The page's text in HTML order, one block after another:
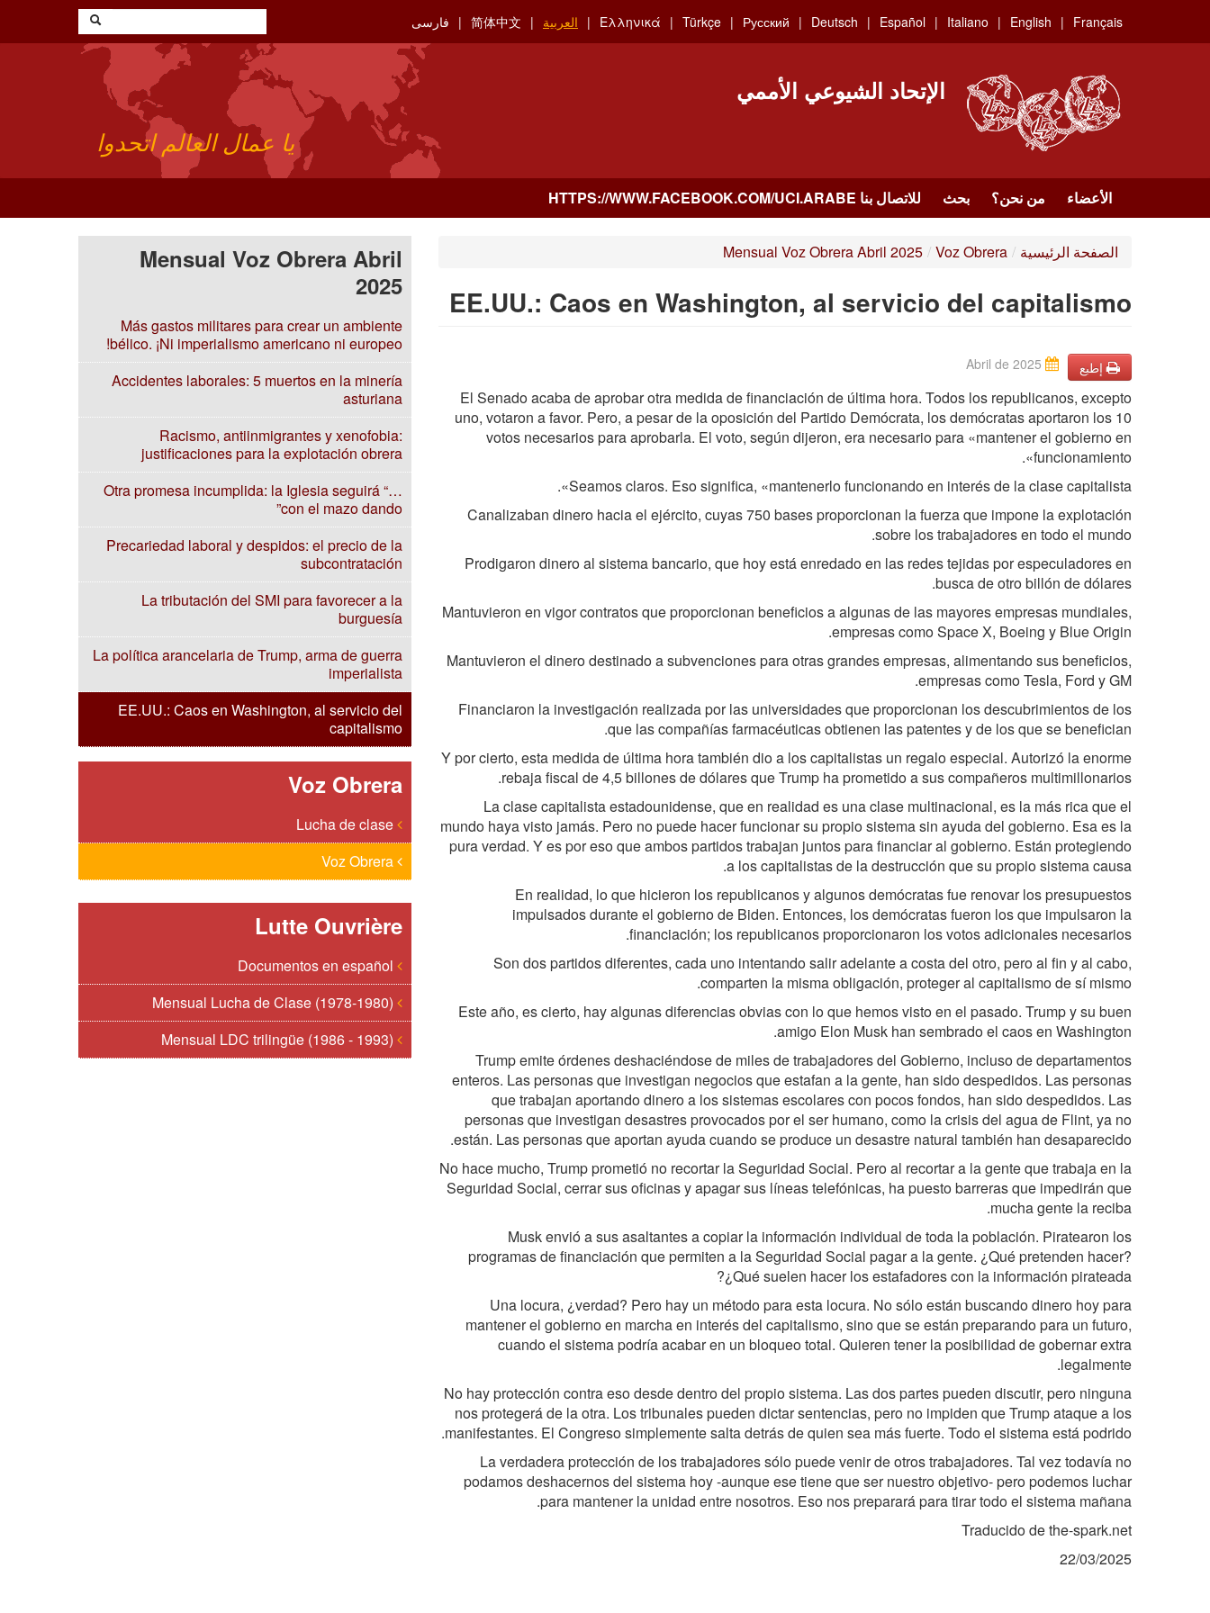
main
Français
English
Italiano
Español
Deutsch
Русский
Türkçe
Ελληνικά العربية 简体中文 فارسی
الإتحاد الشيوعي الأممي
يا عمال العالم اتحدوا
الأعضاء من نحن؟ بحث للاتصال بنا HTTPS://WWW.FACEBOOK.COM/UCI.ARABE
Mensual Voz Obrera Abril
2025
Más gastos militares para crear un ambiente
bélico. ¡Ni imperialismo americano ni europeo!
Accidentes laborales: 5 muertos en la minería
asturiana
Racismo, antiinmigrantes y xenofobia:
justificaciones para la explotación obrera
Otra promesa incumplida: la Iglesia seguirá “…
con el mazo dando”
Precariedad laboral y despidos: el precio de la
subcontratación
La tributación del SMI para favorecer a la
burguesía
La política arancelaria de Trump, arma de guerra
imperialista
EE.UU.: Caos en Washington, al servicio del
capitalismo
Voz Obrera
Lutte Ouvrière
الصفحة الرئيسية /
Voz Obrera
/
Mensual Voz Obrera Abril 2025
EE.UU.: Caos en Washington, al servicio del capitalismo
إطبع
El Senado acaba de aprobar otra medida de financiación de última hora. Todos los republicanos, excepto
uno, votaron a favor. Pero, a pesar de la oposición del Partido Demócrata, los demócratas aportaron los 10
votos necesarios para aprobarla. El voto, según dijeron, era necesario para «mantener el gobierno en
funcionamiento».
Seamos claros. Eso significa, «mantenerlo funcionando en interés de la clase capitalista».
Canalizaban dinero hacia el ejército, cuyas 750 bases proporcionan la fuerza que impone la explotación
sobre los trabajadores en todo el mundo.
Prodigaron dinero al sistema bancario, que hoy está enredado en las redes tejidas por especuladores en
busca de otro billón de dólares.
Mantuvieron en vigor contratos que proporcionan beneficios a algunas de las mayores empresas mundiales,
empresas como Space X, Boeing y Blue Origin.
Mantuvieron el dinero destinado a subvenciones para otras grandes empresas, alimentando sus beneficios,
empresas como Tesla, Ford y GM.
Financiaron la investigación realizada por las universidades que proporcionan los descubrimientos de los
que las compañías farmacéuticas obtienen las patentes y de los que se benefician.
Y por cierto, esta medida de última hora también dio a los capitalistas un regalo especial. Autorizó la enorme
rebaja fiscal de 4,5 billones de dólares que Trump ha prometido a sus compañeros multimillonarios.
La clase capitalista estadounidense, que en realidad es una clase multinacional, es la más rica que el
mundo haya visto jamás. Pero no puede hacer funcionar su propio sistema sin ayuda del gobierno. Esa es la
pura verdad. Y es por eso que ambos partidos trabajan juntos para financiar al gobierno. Están protegiendo
a los capitalistas de la destrucción que su propio sistema causa.
En realidad, lo que hicieron los republicanos y algunos demócratas fue renovar los presupuestos
impulsados durante el gobierno de Biden. Entonces, los demócratas fueron los que impulsaron la
financiación; los republicanos proporcionaron los votos adicionales necesarios.
Son dos partidos diferentes, cada uno intentando salir adelante a costa del otro, pero al fin y al cabo,
comparten la misma obligación, proteger al capitalismo de sí mismo.
Este año, es cierto, hay algunas diferencias obvias con lo que hemos visto en el pasado. Trump y su buen
amigo Elon Musk han sembrado el caos en Washington.
Trump emite órdenes deshaciéndose de miles de trabajadores del Gobierno, incluso de departamentos
enteros. Las personas que investigan negocios que estafan a la gente, han sido despedidos. Las personas
que trabajan aportando dinero a los sistemas escolares con pocos fondos, han sido despedidos. Las
personas que investigan desastres provocados por el ser humano, como la crisis del agua de Flint, ya no
están. Las personas que aportan ayuda cuando se produce un desastre natural también han desaparecido.
No hace mucho, Trump prometió no recortar la Seguridad Social. Pero al recortar a la gente que trabaja en la
Seguridad Social, cerrar sus oficinas y apagar sus líneas telefónicas, ha puesto barreras que impedirán que
mucha gente la reciba.
Musk envió a sus asaltantes a copiar la información individual de toda la población. Piratearon los
programas de financiación que permiten a la Seguridad Social pagar a la gente. ¿Qué pretenden hacer?
¿Qué suelen hacer los estafadores con la información pirateada?
Una locura, ¿verdad? Pero hay un método para esta locura. No sólo están buscando dinero hoy para
mantener el gobierno en marcha en interés del capitalismo, sino que se están preparando para un futuro,
cuando el sistema podría acabar en un bloqueo total. Quieren tener la posibilidad de gobernar extra
legalmente.
No hay protección contra eso desde dentro del propio sistema. Las dos partes pueden discutir, pero ninguna
nos protegerá de la otra. Los tribunales pueden dictar sentencias, pero no impiden que Trump ataque a los
manifestantes. El Congreso simplemente salta detrás de quien sea más fuerte. Todo el sistema está podrido.
La verdadera protección de los trabajadores sólo puede venir de otros trabajadores. Tal vez todavía no
podamos deshacernos del sistema hoy -aunque ese tiene que ser nuestro objetivo- pero podemos luchar
para mantener la unidad entre nosotros. Eso nos preparará para tirar todo el sistema mañana.
Traducido de the-spark.net
22/03/2025